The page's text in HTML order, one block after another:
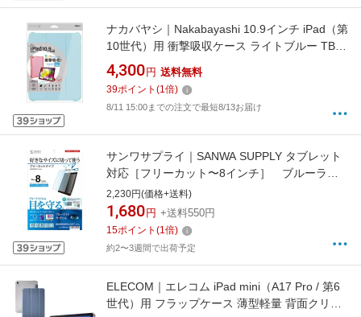
ナカバヤシ｜Nakabayashi 10.9インチ iPad（第
10世代）用 衝撃吸収ケース ライトブルー TBC-
IP2202LBL
4,300 円 送料無料
39ポイント (1倍)
8/11 15:00までの注文で最短8/13お届け
サンワサプライ｜SANWA SUPPLY タブレット
対応［フリーカット〜8インチ］ ブルーライ
トカット液晶保護指紋防止光沢フィルム LCD-
80WBCF[LCD80WBCF]
2,230円(価格+送料)
1,680 円 +送料550円
15ポイント (1倍)
約2〜3週間で出荷予定
ELECOM｜エレコム iPad mini（A17 Pro / 第6
世代）用 フラップケース 薄型軽量 背面クリア